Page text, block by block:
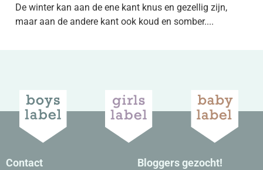
De winter kan aan de ene kant knus en gezellig zijn,
maar aan de andere kant ook koud en somber....
Contact
Bloggers gezocht!